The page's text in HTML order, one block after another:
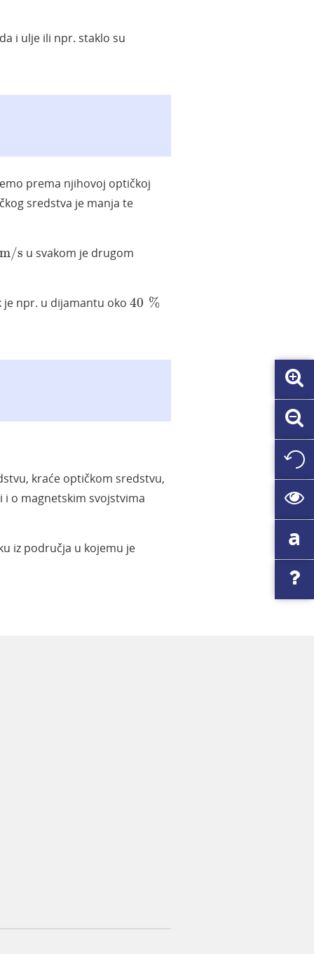
a
i ulje ili npr. staklo su
prema njihovoj optičkoj
sredstva je manja te
s
s u svakom je drugom
npr. u dijamantu oko 40 %
40 %
kraće optičkom sredstvu,
o magnetskim svojstvima
iz područja u kojemu je